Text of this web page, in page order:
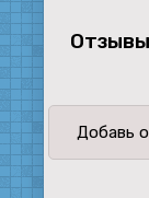
Добавь